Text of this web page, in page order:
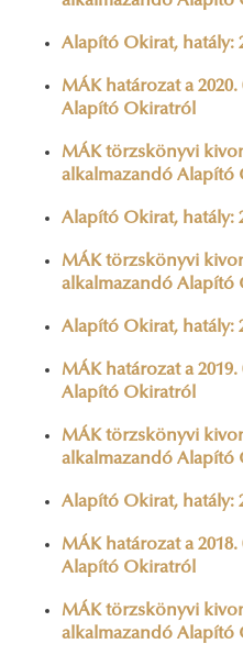
Alapító Okirat, hatály:
MÁK határozat a
Alapító Okiratról
MÁK törzskönyvi
alkalmazandó Alapító
Alapító Okirat, hatály:
MÁK törzskönyvi
alkalmazandó Alapító
Alapító Okirat, hatály:
MÁK határozat a
Alapító Okiratról
MÁK törzskönyvi
alkalmazandó Alapító
Alapító Okirat, hatály:
MÁK határozat a
Alapító Okiratról
MÁK törzskönyvi
alkalmazandó Alapító